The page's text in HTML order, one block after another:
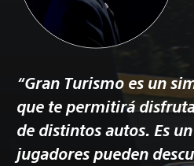
“Gran Turismo es un
que te permitirá
de distintos autos. Es
jugadores pueden